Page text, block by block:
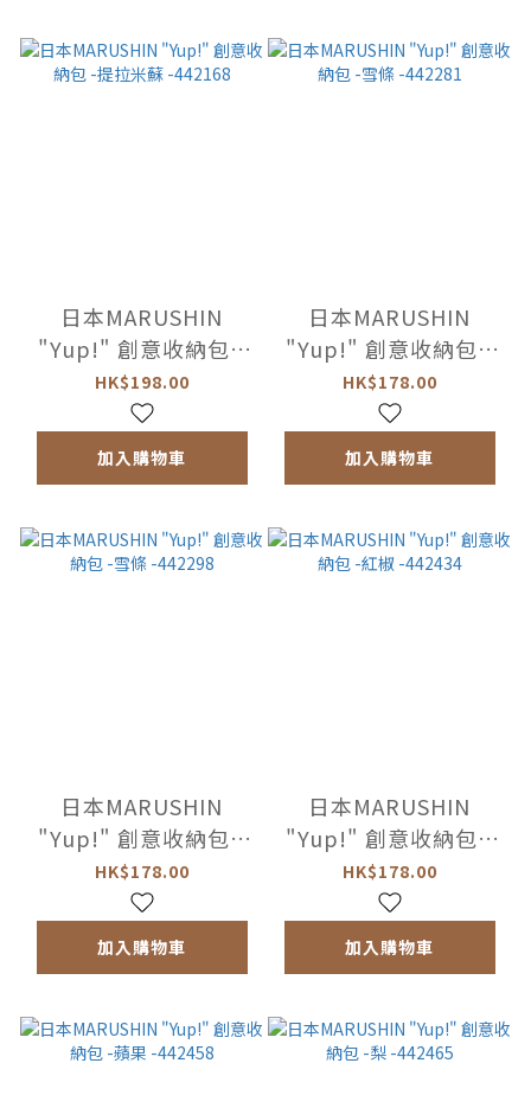
日本MARUSHIN
"Yup!" 創意收納包 -
提拉米蘇 -442168
HK$198.00
加入購物車
日本MARUSHIN
"Yup!" 創意收納包 -
雪條 -442281
HK$178.00
加入購物車
日本MARUSHIN
"Yup!" 創意收納包 -
雪條 -442298
HK$178.00
加入購物車
日本MARUSHIN
"Yup!" 創意收納包 -
紅椒 -442434
HK$178.00
加入購物車